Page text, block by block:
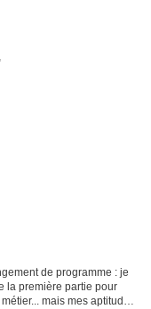
de programme : je
la première partie pour
mais mes aptitudes